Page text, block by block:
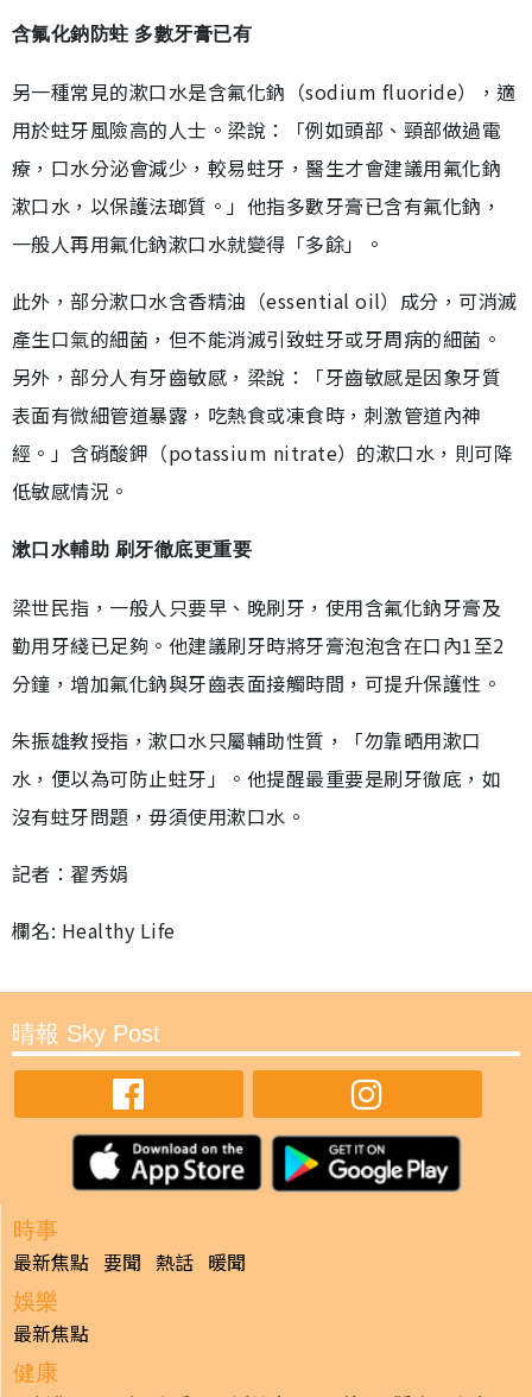
含氟化鈉防蛀 多數牙膏已有
另一種常見的漱口水是含氟化鈉（sodium fluoride），適
用於蛀牙風險高的人士。梁說：「例如頭部、頸部做過電
療，口水分泌會減少，較易蛀牙，醫生才會建議用氟化鈉
漱口水，以保護法瑯質。」他指多數牙膏已含有氟化鈉，
一般人再用氟化鈉漱口水就變得「多餘」。
此外，部分漱口水含香精油（essential oil）成分，可消滅
產生口氣的細菌，但不能消滅引致蛀牙或牙周病的細菌。
另外，部分人有牙齒敏感，梁說：「牙齒敏感是因象牙質
表面有微細管道暴露，吃熱食或凍食時，刺激管道內神
經。」含硝酸鉀（potassium nitrate）的漱口水，則可降
低敏感情況。
漱口水輔助 刷牙徹底更重要
梁世民指，一般人只要早、晚刷牙，使用含氟化鈉牙膏及
勤用牙綫已足夠。他建議刷牙時將牙膏泡泡含在口內1至2
分鐘，增加氟化鈉與牙齒表面接觸時間，可提升保護性。
朱振雄教授指，漱口水只屬輔助性質，「勿靠晒用漱口
水，便以為可防止蛀牙」。他提醒最重要是刷牙徹底，如
沒有蛀牙問題，毋須使用漱口水。
記者：翟秀娟
欄名: Healthy Life
晴報 Sky Post
時事
最新焦點 要聞 熱話 暖聞
娛樂
最新焦點
健康